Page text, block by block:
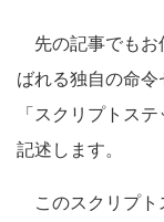
先の記事でもお
ばれる独自の命
「スクリプトス
記述します。
このスクリプト